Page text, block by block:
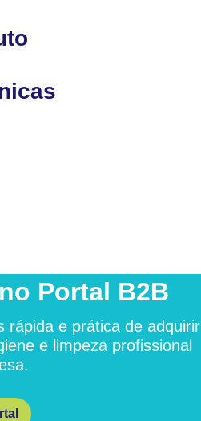
Portal B2B
rápida e prática de adquirir
e limpeza profissional